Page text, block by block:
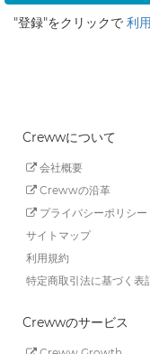
"登録"をクリックで 利
Crewwについて
会社概要
Crewwの沿革
プライバシーポリシー
サイトマップ
利用規約
特定商取引法に基づく表
Crewwのサービス